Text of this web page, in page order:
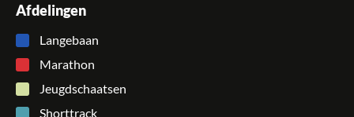
Afdelingen
Langebaan
Marathon
Jeugdschaatsen
Shorttrack